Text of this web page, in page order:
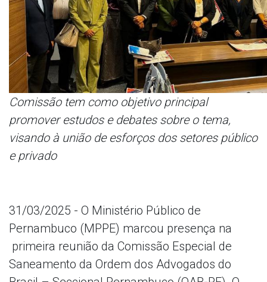
Comissão tem como objetivo principal
promover estudos e debates sobre o tema,
visando à união de esforços dos setores público
e privado
31/03/2025 - O Ministério Público de
Pernambuco (MPPE) marcou presença na
primeira reunião da Comissão Especial de
Saneamento da Ordem dos Advogados do